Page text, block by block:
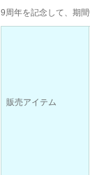
9周年を記念して、期
販売アイテム